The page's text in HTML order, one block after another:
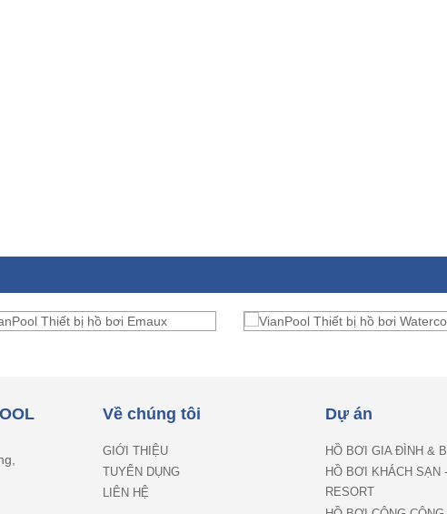
Về chúng tôi
GIỚI THIỆU
TUYỂN DỤNG
LIÊN HỆ
Dự án
HỒ BƠI GIA ĐÌNH &
HỒ BƠI KHÁCH SẠN -
RESORT